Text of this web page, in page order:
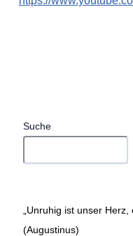
Suche
„Unruhig ist unser Herz,
(Augustinus)